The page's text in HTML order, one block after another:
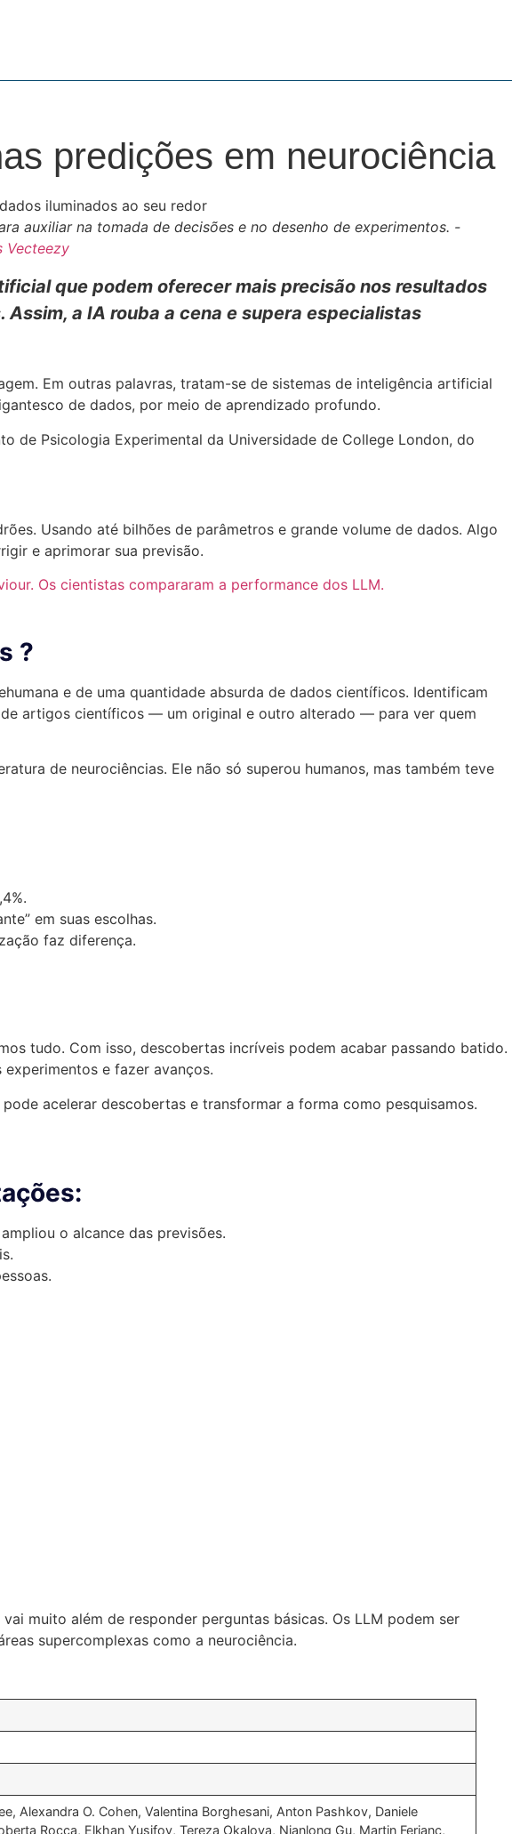
predições em neurociência
auxiliar na tomada de decisões e no desenho de experimentos. -
Vecteezy
que podem oferecer mais precisão nos resultados
a IA rouba a cena e supera especialistas
Em outras palavras, tratam-se de sistemas de inteligência artificial
de dados, por meio de aprendizado profundo.
de Psicologia Experimental da Universidade de College London, do
Usando até bilhões de parâmetros e grande volume de dados. Algo
e aprimorar sua previsão.
Os cientistas compararam a performance dos LLM.
?
e de uma quantidade absurda de dados científicos. Identificam
de artigos científicos — um original e outro alterado — para ver quem
de neurociências. Ele não só superou humanos, mas também teve
em suas escolhas.
faz diferença.
tudo. Com isso, descobertas incríveis podem acabar passando batido.
e fazer avanços.
acelerar descobertas e transformar a forma como pesquisamos.
o alcance das previsões.
muito além de responder perguntas básicas. Os LLM podem ser
supercomplexas como a neurociência.
Alexandra O. Cohen, Valentina Borghesani, Anton Pashkov, Daniele
Rocca, Elkhan Yusifov, Tereza Okalova, Nianlong Gu, Martin Ferianc,